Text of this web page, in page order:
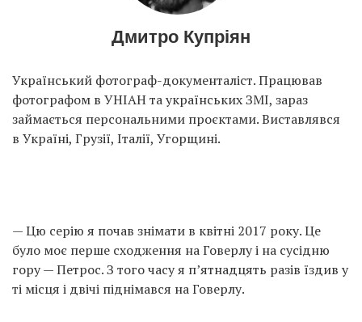
Дмитро Купріян
Український фотограф-документаліст. Працював
фотографом в УНІАН та українських ЗМІ, зараз
займається персональними проєктами. Виставлявся
в Україні, Грузії, Італії, Угорщині.
— Цю серію я почав знімати в квітні 2017 року. Це
було моє перше сходження на Говерлу і на сусідню
гору — Петрос. З того часу я п’ятнадцять разів їздив у
ті місця і двічі піднімався на Говерлу.